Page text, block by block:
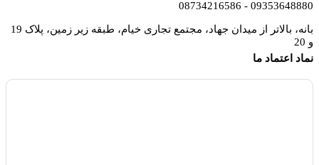
09353648880 - 08734216586
بانه، بالاتر از میدان جهاد، مجتمع تجاری خیام، طبقه زیر زمین، پلاک 19
و 20
نماد اعتماد ما